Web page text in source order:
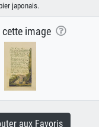
japonais.
image
aux Favoris